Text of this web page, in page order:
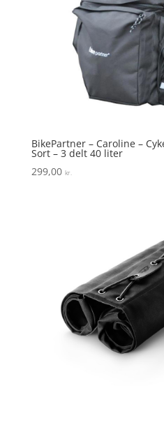
BikePartner – Caroline –
Sort – 3 delt 40 liter
299,00 kr.